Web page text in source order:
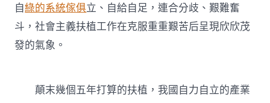
自綠的系統傢俱立、自給自足，連合分歧、艱難奮
斗，社會主義扶植工作在克服重重艱苦后呈現欣欣茂
發的氣象。
顛末幾個五年打算的扶植，我國自力自立的產業